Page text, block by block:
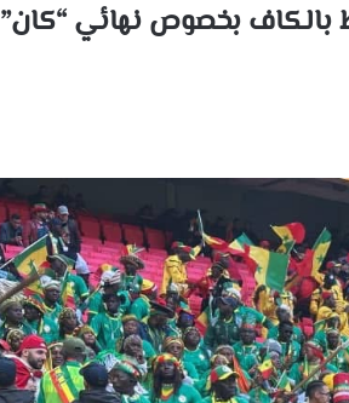
بالكاف بخصوص نهائي “كان”